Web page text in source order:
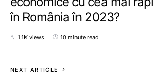
în România în 2023?
1,1K views 10 minute read
NEXT ARTICLE